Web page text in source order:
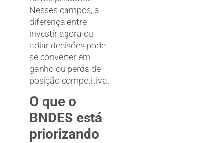
Nesses campos, a
diferença entre
investir agora ou
adiar decisões pode
se converter em
ganho ou perda de
posição competitiva.
O que o
BNDES está
priorizando